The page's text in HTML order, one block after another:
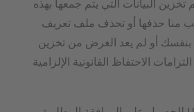
تخزين البيانات التي يتم جمعها بهذه
منا حذفها أو تحذف ملف تعريف
ارتباط Usercentrics بنفسك أو لم يعد الغرض من تخزين
الاحتفاظ القانونية الإلزامية